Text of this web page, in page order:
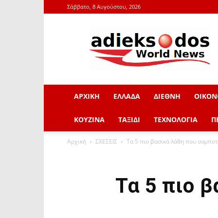
Σάββατο, 8 Αυγούστου, 2026
adieksodos.gr
ΑΡΧΙΚΗ ΕΛΛΑΔΑ ΔΙΕΘΝΗ
ΚΟΥΖΙΝΑ ΤΑΞΙΔΙ ΤΕΧΝΟΛΟΓΙΑ
Αρχική ΣΧΕΣΕΙΣ Τα 5 πιο βασικά λάθη που
Τα 5 πιο